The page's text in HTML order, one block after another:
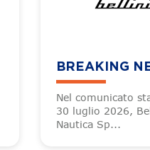
BREAKING
Nel comunicato
30 luglio 2026,
Nautica Sp...